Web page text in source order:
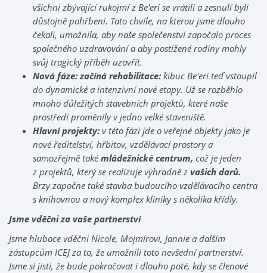
všichni zbývající rukojmí z Be'eri se vrátili a zesnulí byli
důstojně pohřbeni. Tato chvíle, na kterou jsme dlouho
čekali, umožnila, aby naše společenství započalo proces
společného uzdravování a aby postižené rodiny mohly
svůj tragický příběh uzavřít.
Nová fáze: začíná rehabilitace: kibuc Be'eri teď vstoupil
do dynamické a intenzivní nové etapy. Už se rozběhlo
mnoho důležitých stavebních projektů, které naše
prostředí proměnily v jedno velké staveniště.
Hlavní projekty: v této fázi jde o veřejné objekty jako je
nové ředitelství, hřbitov, vzdělávací prostory a
samozřejmě také mládežnické centrum, což je jeden
z projektů, který se realizuje výhradně z vašich darů.
Brzy započne také stavba budoucího vzdělávacího centra
s knihovnou a nový komplex kliniky s několika křídly.
Jsme vděčni za vaše partnerství
Jsme hluboce vděčni Nicole, Mojmírovi, Jannie a dalším
zástupcům ICEJ za to, že umožnili toto nevšední partnerství.
Jsme si jisti, že bude pokračovat i dlouho poté, kdy se členové